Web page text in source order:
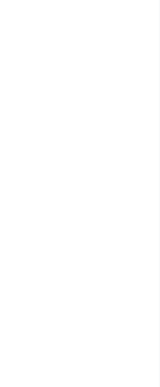
delle
il
online
e
a